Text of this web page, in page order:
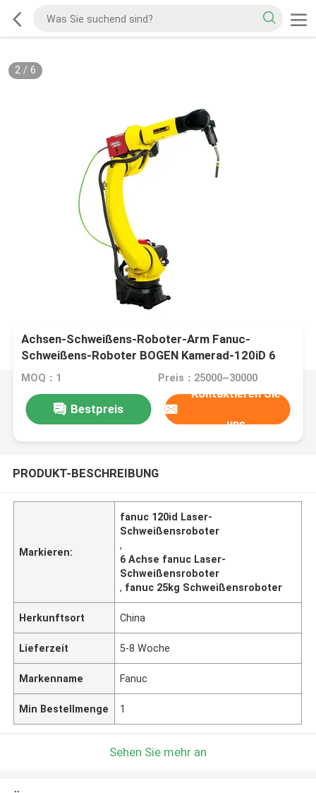
2/ 6
Achsen-Schweißens-Roboter-Arm Fanuc-
Schweißens-Roboter BOGEN Kamerad-120iD 6
mit CNGBS-Stellwerk und -schweißer
MOQ：1 Preis：25000~30000
Bestpreis
Kontaktieren Sie
uns
PRODUKT-BESCHREIBUNG
Markieren:
fanuc 120id Laser-
Schweißensroboter
,
6 Achse fanuc Laser-
Schweißensroboter
, fanuc 25kg Schweißensroboter
Herkunftsort China
Lieferzeit 5-8 Woche
Markenname Fanuc
Min Bestellmenge 1
Sehen Sie mehr an